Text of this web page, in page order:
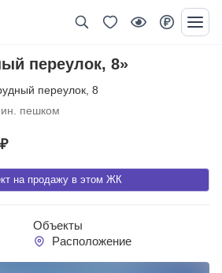
переулок, 8»
переулок 8
пешком
на продажу в этом ЖК
Объекты
Расположение